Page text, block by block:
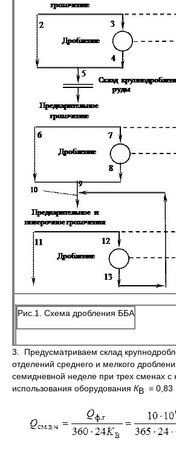
Рис.1. Схема дробления ББА
3. Предусматриваем склад
отделений среднего и мелкого
семидневной неделе при трех сменах
использования оборудования КВ = 0,83